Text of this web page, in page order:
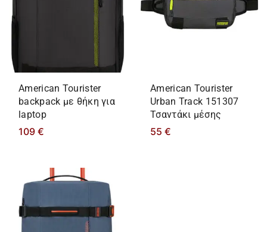
American Tourister
backpack με θήκη για
laptop
109 €
American Tourister
Urban Track 151307
Τσαντάκι μέσης
55 €